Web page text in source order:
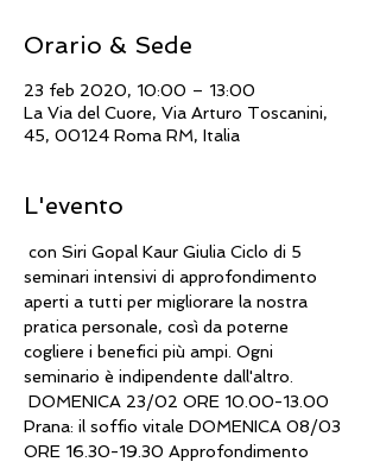
Orario & Sede
23 feb 2020, 10:00 – 13:00
La Via del Cuore, Via Arturo Toscanini,
45, 00124 Roma RM, Italia
L'evento
con Siri Gopal Kaur Giulia Ciclo di 5
seminari intensivi di approfondimento
aperti a tutti per migliorare la nostra
pratica personale, così da poterne
cogliere i benefici più ampi. Ogni
seminario è indipendente dall'altro.
DOMENICA 23/02 ORE 10.00-13.00
Prana: il soffio vitale DOMENICA 08/03
ORE 16.30-19.30 Approfondimento